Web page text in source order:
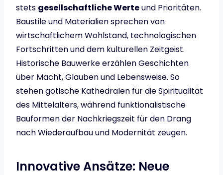
stets gesellschaftliche Werteund Prioritäten.
Baustile und Materialien sprechen von
wirtschaftlichem Wohlstand, technologischen
Fortschritten und dem kulturellen Zeitgeist.
Historische Bauwerke erzählen Geschichten
über Macht, Glauben und Lebensweise. So
stehen gotische Kathedralen für die Spiritualität
des Mittelalters, während funktionalistische
Bauformen der Nachkriegszeit für den Drang
nach Wiederaufbau und Modernität zeugen.
Innovative Ansätze: Neue